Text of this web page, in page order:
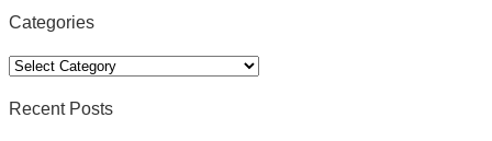
Categories
Categories
Recent Posts